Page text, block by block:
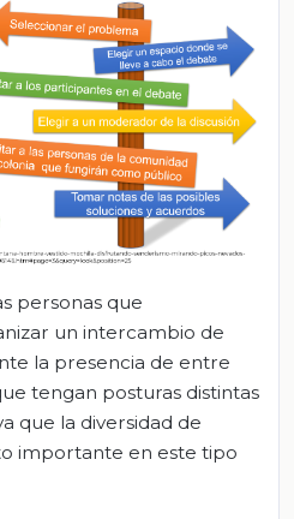
personas que
un intercambio de
la presencia de entre
tengan posturas distintas
que la diversidad de
importante en este tipo